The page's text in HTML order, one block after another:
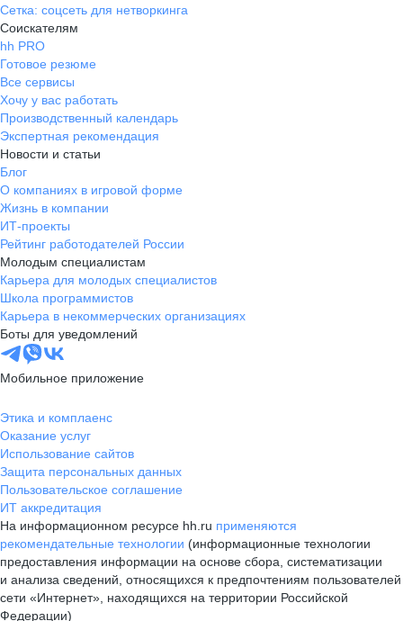
Сетка: соцсеть для нетворкинга
Соискателям
hh PRO
Готовое резюме
Все сервисы
Хочу у вас работать
Производственный календарь
Экспертная рекомендация
Новости и статьи
Блог
О компаниях в игровой форме
Жизнь в компании
ИТ-проекты
Рейтинг работодателей России
Молодым специалистам
Карьера для молодых специалистов
Школа программистов
Карьера в некоммерческих организациях
Боты для уведомлений
Мобильное приложение
Этика и комплаенс
Оказание услуг
Использование сайтов
Защита персональных данных
Пользовательское соглашение
ИТ аккредитация
На информационном ресурсе hh.ru применяются
рекомендательные технологии (информационные технологии
предоставления информации на основе сбора, систематизации
и анализа сведений, относящихся к предпочтениям пользователей
сети «Интернет», находящихся на территории Российской
Федерации)